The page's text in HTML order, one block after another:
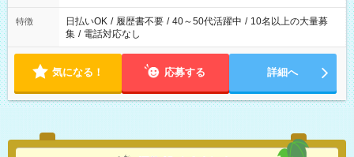
特徴 日払いOK / 履歴書不要 / 40～50代活躍中 / 10名以上の大量募
集 / 電話対応なし
気になる！ 応募する 詳細へ